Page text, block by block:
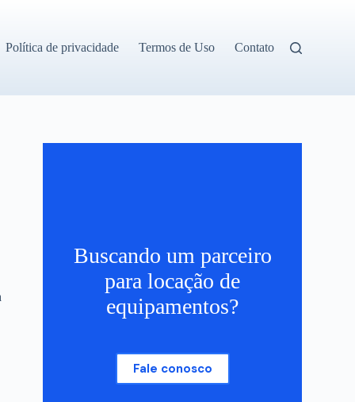
Política de privacidade Termos de Uso Contato
Buscando um parceiro
para locação de
equipamentos?
Fale conosco